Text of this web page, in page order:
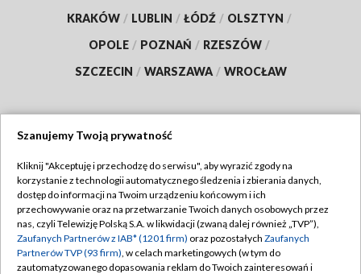
KRAKÓW / LUBLIN / ŁÓDŹ / OLSZTYN /
OPOLE / POZNAŃ / RZESZÓW /
SZCZECIN / WARSZAWA / WROCŁAW
TVP
Abonament TVP
Emisja w TVP
Centrum informacji TVP
Regulamin TVP
Polityka prywatności
Moje zgody
Szanujemy Twoją prywatność
Kliknij "Akceptuję i przechodzę do serwisu", aby wyrazić zgody na
korzystanie z technologii automatycznego śledzenia i zbierania danych,
dostęp do informacji na Twoim urządzeniu końcowym i ich
przechowywanie oraz na przetwarzanie Twoich danych osobowych przez
nas, czyli Telewizję Polską S.A. w likwidacji (zwaną dalej również „TVP”),
Zaufanych Partnerów z IAB* (1201 firm) oraz pozostałych Zaufanych
Partnerów TVP (93 firm), w celach marketingowych (w tym do
zautomatyzowanego dopasowania reklam do Twoich zainteresowań i